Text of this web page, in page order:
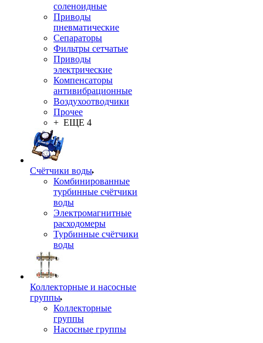
соленоидные
Приводы
пневматические
Сепараторы
Фильтры сетчатые
Приводы
электрические
Компенсаторы
антивибрационные
Воздухоотводчики
Прочее
+ ЕЩЕ 4
Счётчики воды
Комбинированные
турбинные счётчики
воды
Электромагнитные
расходомеры
Турбинные счётчики
воды
Коллекторные и насосные
группы
Коллекторные
группы
Насосные группы